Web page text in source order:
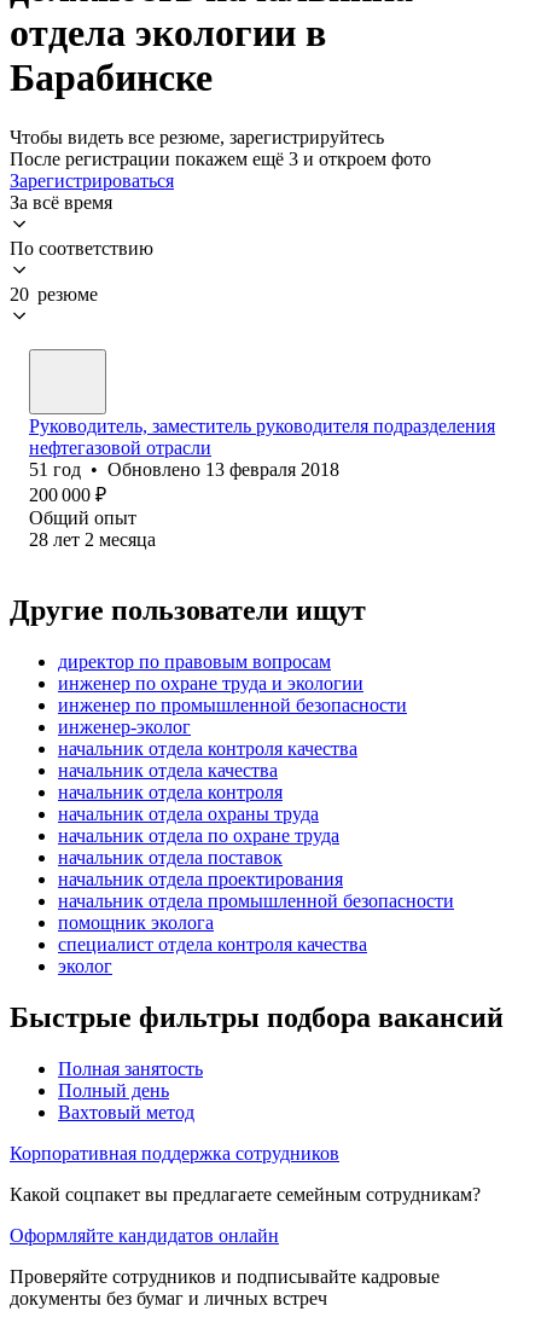
отдела экологии в
Барабинске
Чтобы видеть все резюме, зарегистрируйтесь
После регистрации покажем ещё 3 и откроем фото
Зарегистрироваться
За всё время
По соответствию
20 резюме
Руководитель, заместитель руководителя подразделения
нефтегазовой отрасли
51 год • Обновлено 13 февраля 2018
200 000 ₽
Общий опыт
28 лет 2 месяца
Другие пользователи ищут
директор по правовым вопросам
инженер по охране труда и экологии
инженер по промышленной безопасности
инженер-эколог
начальник отдела контроля качества
начальник отдела качества
начальник отдела контроля
начальник отдела охраны труда
начальник отдела по охране труда
начальник отдела поставок
начальник отдела проектирования
начальник отдела промышленной безопасности
помощник эколога
специалист отдела контроля качества
эколог
Быстрые фильтры подбора вакансий
Полная занятость
Полный день
Вахтовый метод
Корпоративная поддержка сотрудников
Какой соцпакет вы предлагаете семейным сотрудникам?
Оформляйте кандидатов онлайн
Проверяйте сотрудников и подписывайте кадровые
документы без бумаг и личных встреч